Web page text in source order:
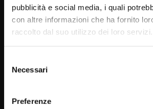
pubblicità e social media, i quali
con altre informazioni che ha fornito
raccolto dal suo utilizzo dei loro servizi.
delNecessari
Preferenze
SABATO DEL CONVENTO
ROBERTOM